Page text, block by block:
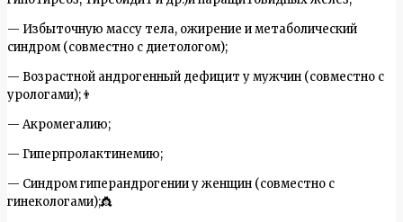
— Избыточную массу тела, ожирение и метаболический
синдром (совместно с диетологом);
— Возрастной андрогенный дефицит у мужчин (совместно с
урологами);👨
— Акромегалию;
— Гиперпролактинемию;
— Синдром гиперандрогении у женщин (совместно с
гинекологами);👸